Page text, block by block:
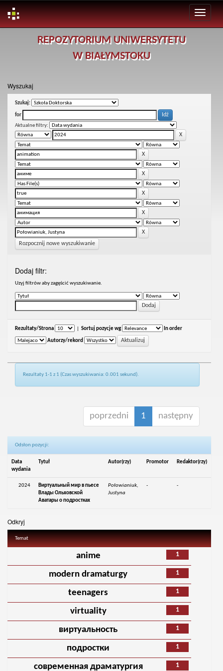
REPOZYTORIUM UNIWERSYTETU
W BIAŁYMSTOKU
Wyszukaj
Szukaj:
for
Aktualne filtry:
Rozpocznij nowe wyszukiwanie
Dodaj filtr:
Uzyj filtrów aby zagęścić wyszukiwanie.
Rezultaty/Strona Sortuj pozycje wg In order
Autorzy/rekord
Rezultaty 1-1 z 1 (Czas wyszukiwania: 0.001 sekund).
poprzedni 1 następny
Odsłon pozycji:
Data
wydania
Tytuł Autor(rzy) Promotor Redaktor(rzy)
2024
Виртуальный мир в пьесе
Влады Ольховской
Аватары о подростках
Połowianiuk,
Justyna
- -
Odkryj
Temat
1
anime
1
modern dramaturgy
1
teenagers
1
virtuality
1
виртуальность
1
подростки
1
современная драматургия